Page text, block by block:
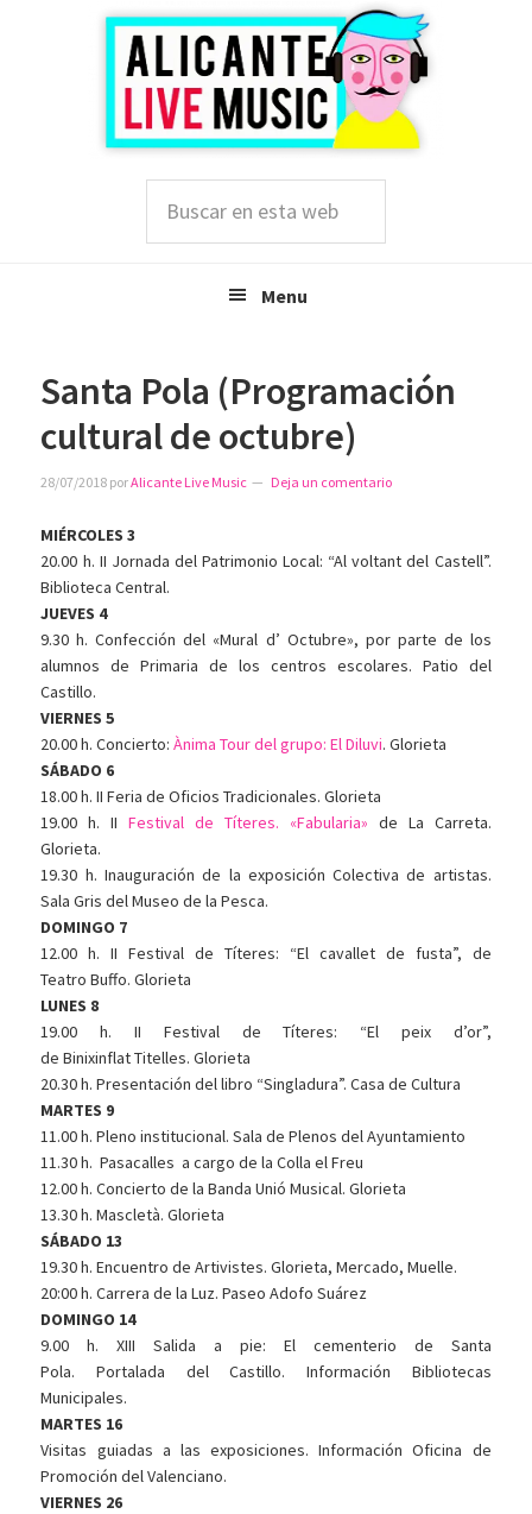
esta
Menu
Santa Pola (Programación
cultural de octubre)
28/07/2018 porAlicante Live Music Deja un comentario
MIÉRCOLES 3
20.00 h. II Jornada del Patrimonio Local: “Al voltant del Castell”.
Biblioteca Central.
JUEVES 4
9.30 h. Confección del «Mural d’ Octubre», por parte de los
alumnos de Primaria de los centros escolares. Patio del
Castillo.
VIERNES 5
20.00 h. Concierto:Ànima Tour del grupo: El Diluvi. Glorieta
SÁBADO 6
18.00 h. II Feria de Oficios Tradicionales. Glorieta
19.00 h. IIFestival de Títeres. «Fabularia» de La Carreta.
Glorieta.
19.30 h. Inauguración de la exposición Colectiva de artistas.
Sala Gris del Museo de la Pesca.
DOMINGO 7
12.00 h. II Festival de Títeres: “El cavallet de fusta”, de
Teatro Buffo. Glorieta
LUNES 8
19.00 h. II Festival de Títeres: “El peix d’or”,
de Binixinflat Titelles. Glorieta
20.30 h. Presentación del libro “Singladura”. Casa de Cultura
MARTES 9
11.00 h. Pleno institucional. Sala de Plenos del Ayuntamiento
11.30 h. Pasacalles a cargo de la Colla el Freu
12.00 h. Concierto de la Banda Unió Musical. Glorieta
13.30 h. Mascletà. Glorieta
SÁBADO 13
19.30 h. Encuentro de Artivistes. Glorieta, Mercado, Muelle.
20:00 h. Carrera de la Luz. Paseo Adofo Suárez
DOMINGO 14
9.00 h. XIII Salida a pie: El cementerio de Santa
Pola. Portalada del Castillo. Información Bibliotecas
Municipales.
MARTES 16
Visitas guiadas a las exposiciones. Información Oficina de
Promoción del Valenciano.
VIERNES 26